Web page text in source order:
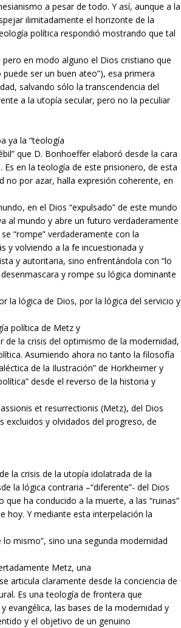
a pesar de todo. Y así, aunque a la
ilimitadamente el horizonte de la
política respondió mostrando que tal
en modo alguno el Dios cristiano que
ser un buen ateo”), esa primera
salvando sólo la transcendencia del
a la utopía secular, pero no la peculiar
ya la “teología
que D. Bonhoeffer elaboró desde la cara
en la teología de este prisionero, de esta
no por azar, halla expresión coherente, en
en el Dios “expulsado” de este mundo
al mundo y abre un futuro verdaderamente
“rompe” verdaderamente con la
y volviendo a la fe incuestionada y
y autoritaria, sino enfrentándola con “lo
y rompe su lógica dominante
la lógica de Dios, por la lógica del servicio y
política de Metz y
la crisis del optimismo de la modernidad,
Asumiendo ahora no tanto la filosofía
de la Ilustración” de Horkheimer y
desde el reverso de la historia y
et resurrectionis (Metz), del Dios
y olvidados del progreso, de
la crisis de la utopía idolatrada de la
la lógica contraria –“diferente”- del Dios
ha conducido a la muerte, a las “ruinas”
hoy. Y mediante esta interpelación la
mismo”, sino una segunda modernidad
Metz, una
articula claramente desde la conciencia de
Es una teología de frontera que
evangélica, las bases de la modernidad y
y el objetivo de un genuino